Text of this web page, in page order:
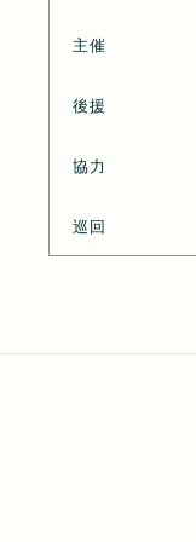
主催
後援
協力
巡回